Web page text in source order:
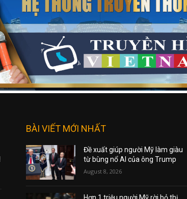
BÀI VIẾT MỚI NHẤT
Đề xuất giúp người Mỹ làm giàu
từ bùng nổ AI của ông Trump
August 8, 2026